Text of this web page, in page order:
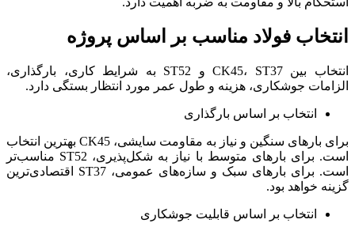
انتخاب فولاد مناسب بر اساس پروژه
انتخاب بین CK45، ST37 و ST52 به شرایط کاری، بارگذاری،
الزامات جوشکاری، هزینه و طول عمر مورد انتظار بستگی دارد.
انتخاب بر اساس بارگذاری
برای بارهای سنگین و نیاز به مقاومت سایشی، CK45 بهترین انتخاب
است. برای بارهای متوسط با نیاز به شکل‌پذیری، ST52 مناسب‌تر
است. برای بارهای سبک و سازه‌های عمومی، ST37 اقتصادی‌ترین
گزینه خواهد بود.
انتخاب بر اساس قابلیت جوشکاری